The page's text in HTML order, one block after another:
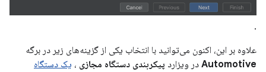
.
علاوه بر این، اکنون می‌توانید با انتخاب یکی از گزینه‌های زیر در برگه
Automotive در ویزارد پیکربندی دستگاه مجازی ، یک دستگاه